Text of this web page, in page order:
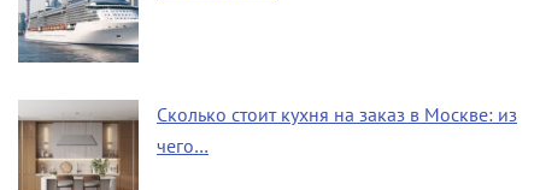
Сколько стоит кухня на заказ в Москве: из
чего…